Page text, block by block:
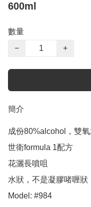
600ml
數量
−
+
簡介
成份80%alcohol，雙氧
世衛formula 1配方
花灑長噴咀
水狀，不是凝膠啫喱狀
Model: #984